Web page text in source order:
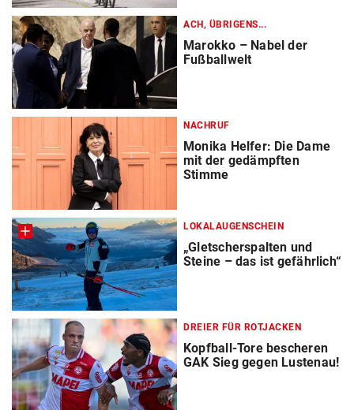
ACH, ÜBRIGENS...
Marokko – Nabel der
Fußballwelt
NACHRUF
Monika Helfer: Die Dame
mit der gedämpften
Stimme
LOKALAUGENSCHEIN
„Gletscherspalten und
Steine – das ist gefährlich“
DREIER FÜR ROTJACKEN
Kopfball-Tore bescheren
GAK Sieg gegen Lustenau!